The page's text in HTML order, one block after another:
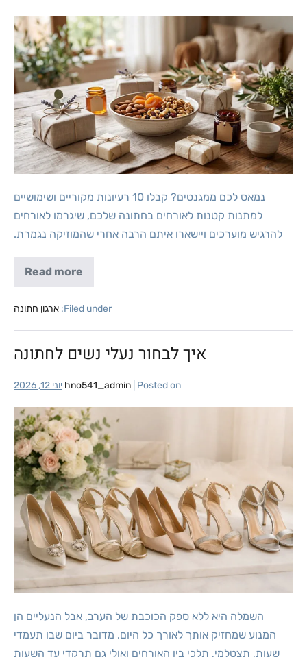
נמאס לכם ממגנטים? קבלו 10 רעיונות מקוריים ושימושיים
למתנות קטנות לאורחים בחתונה שלכם, שיגרמו לאורחים
להרגיש מוערכים ויישארו איתם הרבה אחרי שהמוזיקה נגמרת.
Read more
Filed under: ארגון חתונה
איך לבחור נעלי נשים לחתונה
hno541_admin |Posted on יוני 12, 2026
השמלה היא ללא ספק הכוכבת של הערב, אבל הנעליים הן
המנוע שמחזיק אותך לאורך כל היום. מדובר ביום שבו תעמדי
שעות, תצטלמי, תלכי בין האורחים ואולי גם תרקדי עד השעות